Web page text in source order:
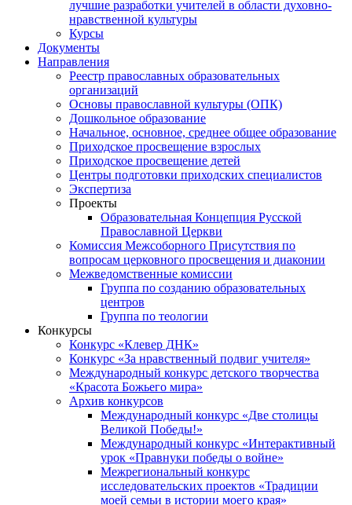
лучшие разработки учителей в области духовно-
нравственной культуры
Курсы
Документы
Направления
Реестр православных образовательных
организаций
Основы православной культуры (ОПК)
Дошкольное образование
Начальное, основное, среднее общее образование
Приходское просвещение взрослых
Приходское просвещение детей
Центры подготовки приходских специалистов
Экспертиза
Проекты
Образовательная Концепция Русской
Православной Церкви
Комиссия Межсоборного Присутствия по
вопросам церковного просвещения и диаконии
Межведомственные комиссии
Группа по созданию образовательных
центров
Группа по теологии
Конкурсы
Конкурс «Клевер ДНК»
Конкурс «За нравственный подвиг учителя»
Международный конкурс детского творчества
«Красота Божьего мира»
Архив конкурсов
Международный конкурс «Две столицы
Великой Победы!»
Международный конкурс «Интерактивный
урок «Правнуки победы о войне»
Межрегиональный конкурс
исследовательских проектов «Традиции
моей семьи в истории моего края»